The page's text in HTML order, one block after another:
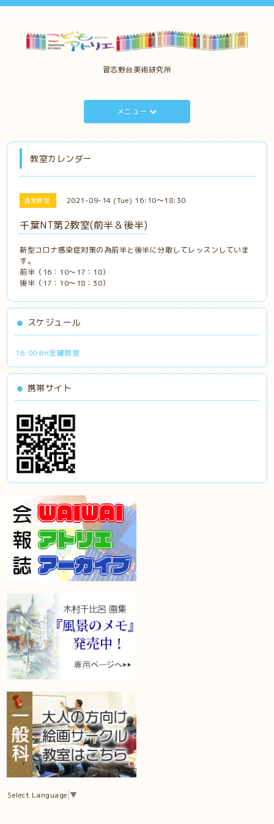
習志野台美術研究所
メニュー
教室カレンダー
通常教室 2021-09-14 (Tue) 16:10～18:30
千葉NT第2教室(前半＆後半)
新型コロナ感染症対策の為前半と後半に分散してレッスンしていま
す。
前半（16：10～17：10）
後半（17：10～18：30）
スケジュール
16:00 BH金曜教室
携帯サイト
Select Language ▼